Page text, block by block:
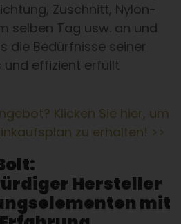
Zuschnitt, Nylon-
selben Tag usw. an und
die Bedürfnisse seiner
und effizient erfüllt
Klicken Sie hier, um
zu erhalten! >>
Hersteller
mit